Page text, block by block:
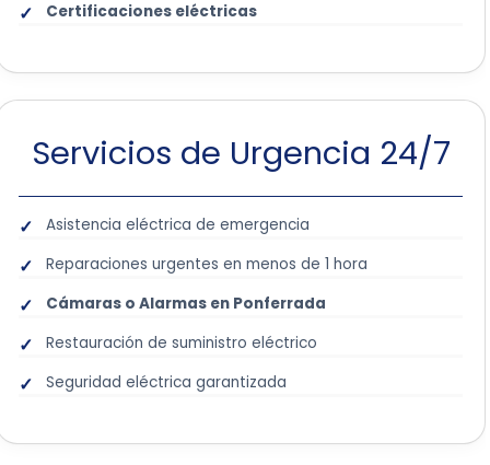
Certificaciones eléctricas
Servicios de Urgencia 24/7
Asistencia eléctrica de emergencia
Reparaciones urgentes en menos de 1 hora
Cámaras o Alarmas en Ponferrada
Restauración de suministro eléctrico
Seguridad eléctrica garantizada